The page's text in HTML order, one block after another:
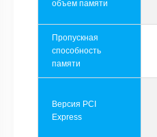
объем памяти
Пропускная
способность
памяти
Версия PCI
Express